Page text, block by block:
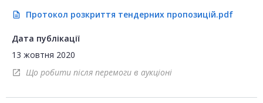
description Протокол розкриття тендерних пропозицій.pdf
Дата публікації
13 жовтня 2020
open_in_new Що робити після перемоги в аукціоні